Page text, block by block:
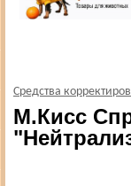
Средства
М.Кисс